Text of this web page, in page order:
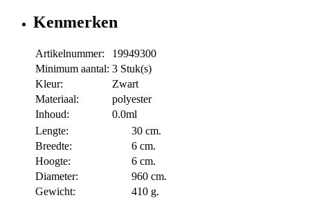
Kenmerken
Artikelnummer:
19949300
Minimum aantal: 3 Stuk(s)
Kleur:
Zwart
Materiaal:
polyester
Inhoud:
0.0ml
Lengte:
30 cm.
Breedte:
6 cm.
Hoogte:
6 cm.
Diameter:
960 cm.
Gewicht:
410 g.